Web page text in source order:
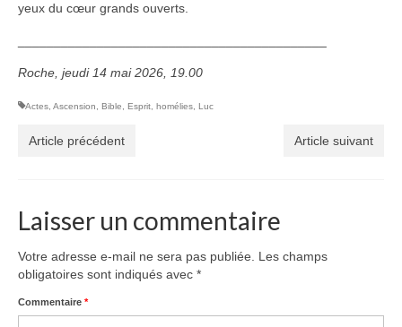
yeux du cœur grands ouverts.
Roche, jeudi 14 mai 2026, 19.00
Actes Ascension Bible Esprit homélies Luc
Article précédent Article suivant
Laisser un commentaire
Votre adresse e-mail ne sera pas publiée.
Les champs
obligatoires sont indiqués avec *
Commentaire *